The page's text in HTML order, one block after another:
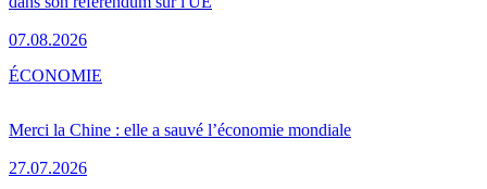
07.08.2026
Merci la Chine : elle a sauvé l’économie mondiale
27.07.2026
ÉCONOMIE